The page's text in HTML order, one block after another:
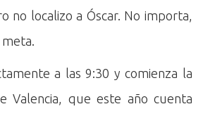
no localizo a Óscar. No importa,
meta.
a las 9:30 y comienza la
Valencia, que este año cuenta